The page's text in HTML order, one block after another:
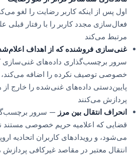
اول پس از اینکه کاربر رضایت را لغو
فعال‌سازی مجدد کاربر را با رفتار قبلی
مرتبط می‌کند
غنی‌سازی فروشنده که از اهداف
سرور برچسب‌گذاری داده‌های غنی‌سازی
خصوصی توصیف نکرده را اضافه می‌کند،
پایین‌دستی داده‌های غنی‌شده را خارج
پردازش می‌کنند
انحراف انتقال بین مرز — سرور
قضایی که اعلامیه حریم خصوصی مستند
می‌شود، و رویدادهای کاربران اتحادیه
انتقال معتبر در مقاصد غیرکافی